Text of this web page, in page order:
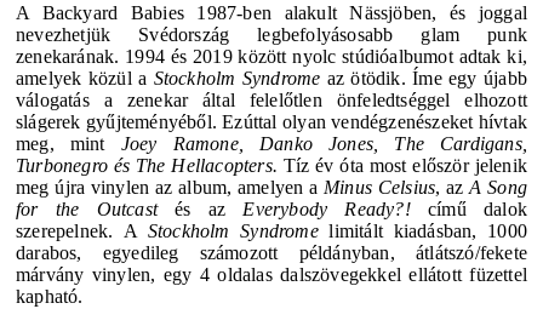
A Backyard Babies1987-ben alakult Nässjöben, és joggal
nevezhetjük Svédország legbefolyásosabb glam punk
zenekarának. 1994 és 2019 között nyolc stúdióalbumot adtak ki,
amelyek közül a Stockholm Syndrome az ötödik.Íme egy újabb
válogatás a zenekar által felelőtlen önfeledtséggel elhozott
slágerek gyűjteményéből. Ezúttal olyan vendégzenészeket hívtak
meg, mint Joey Ramone, Danko Jones, The Cardigans,
Turbonegro és The Hellacopters. Tíz év óta most először jelenik
meg újra vinylen az album, amelyen a Minus Celsius, azA Song
for the Outcastés az Everybody Ready?!című dalok
szerepelnek. A Stockholm Syndromelimitált kiadásban, 1000
darabos, egyedileg számozott példányban, átlátszó/fekete
márvány vinylen, egy 4 oldalas dalszövegekkel ellátott füzettel
kapható.